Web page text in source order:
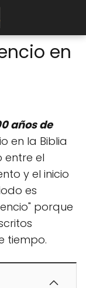
en
años de
en la Biblia
entre el
y el inicio
es
porque
tiempo.